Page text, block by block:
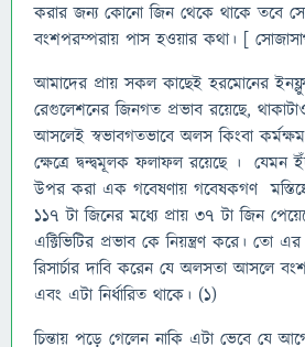
করার জন্য কোনো জিন থেকে থাকে তবে
বংশপরম্পরায় পাস হওয়ার কথা। [
আমাদের প্রায় সকল কাছেই হরমোনের
রেগুলেশনের জিনগত প্রভাব রয়েছে,
আসলেই স্বভাবগতভাবে অলস কিংবা
ক্ষেত্রে দ্বন্দ্বমূলক ফলাফল রয়েছে । যেমন
উপর করা এক গবেষণায় গবেষকগণ
১১৭ টা জিনের মধ্যে প্রায় ৩৭ টা জিন
এক্টিভিটির প্রভাব কে নিয়ন্ত্রণ করে। তো
রিসার্চার দাবি করেন যে অলসতা আসলে
এবং এটা নির্ধারিত থাকে। (১)
চিন্তায় পড়ে গেলেন নাকি এটা ভেবে যে